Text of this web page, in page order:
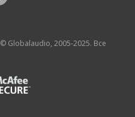
© Globalaudio, 2005-2025. Все